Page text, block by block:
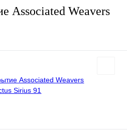
Associated Weavers